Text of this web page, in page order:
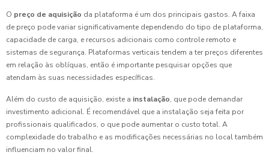
O preço de aquisição da plataforma é um dos principais gastos. A faixa
de preço pode variar significativamente dependendo do tipo de plataforma,
capacidade de carga, e recursos adicionais como controle remoto e
sistemas de segurança. Plataformas verticais tendem a ter preços diferentes
em relação às oblíquas, então é importante pesquisar opções que
atendam às suas necessidades específicas.
Além do custo de aquisição, existe a instalação, que pode demandar
investimento adicional. É recomendável que a instalação seja feita por
profissionais qualificados, o que pode aumentar o custo total. A
complexidade do trabalho e as modificações necessárias no local também
influenciam no valor final.